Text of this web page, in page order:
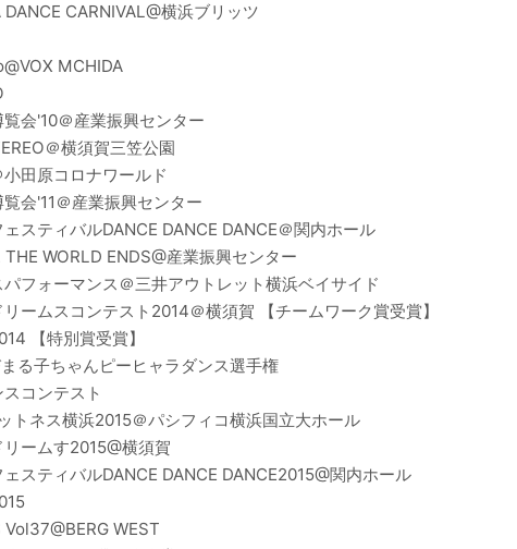
DANCE CARNIVAL@横浜ブリッツ
MCHIDA
覧会'10＠産業振興センター
＠横須賀三笠公園
小田原コロナワールド
覧会'11＠産業振興センター
ェスティバルDANCE DANCE DANCE＠関内ホール
THE WORLD ENDS@産業振興センター
パフォーマンス＠三井アウトレット横浜ベイサイド
リームスコンテスト2014＠横須賀 【チームワーク賞受賞】
【特別賞受賞】
る子ちゃんピーヒャラダンス選手権
スコンテスト
トネス横浜2015＠パシフィコ横浜国立大ホール
リームす2015@横須賀
ェスティバルDANCE DANCE DANCE2015@関内ホール
Vol37@BERG WEST